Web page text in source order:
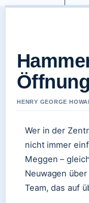
HENRY GEORGE
Wer in der
nicht immer
Meggen –
Neuwagen
Team, das auf